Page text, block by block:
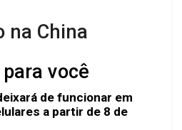
na China
você
de funcionar em
a partir de 8 de